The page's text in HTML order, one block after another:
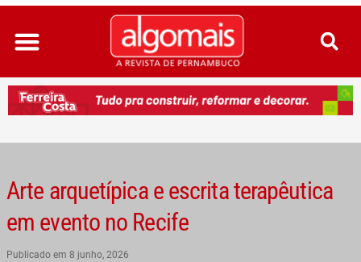
Ir
para
conteúdo
Arte arquetípica e escrita terapêutica
em evento no Recife
Publicado em 8 junho, 2026